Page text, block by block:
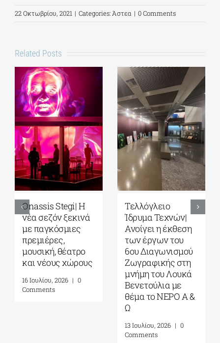
22 Οκτωβρίου, 2021 | Categories:Άστεα | 0 Comments
Related Posts
Park your Cinema
– Park your
Cinema Kids|
Σινεμά κάτω από
τα αστέρια στο
Πάρκο Σταύρος
Αύγουστος-
Σεπτέμβριος 2026
Full Moon
Sleepover παρέα
με το σινεμά του
Στίβεν
Σπίλμπεργκ στο
Κέντρο
Πολιτισμού
Ίδρυμα Σταύρος
Νιάρχος (ΚΠΙΣΝ)|
Τετάρτη 29 Ιουλίου
17 Ιουλίου, 2026